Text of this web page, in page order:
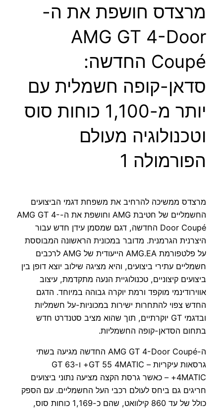
מרצדס חושפת את ה-
AMG GT 4-Door
Coupé החדשה:
סדאן-קופה חשמלית עם
יותר מ-1,100 כוחות סוס
וטכנולוגיה מעולם
הפורמולה 1
מרצדס ממשיכה להרחיב את משפחת דגמי הביצועים
החשמליים של חטיבת AMG וחושפת את ה-AMG GT 4-
Door Coupé החדשה, דגם שמסמן עידן חדש עבור
היצרנית הגרמנית. מדובר במכונית הראשונה המבוססת
על פלטפורמת AMG.EA הייעודית של AMG לרכבים
חשמליים עתירי ביצועים, והיא מציגה שילוב יוצא דופן בין
ביצועים קיצוניים, טכנולוגיית הנעה מתקדמת, עיצוב
אווירודינמי מוקפד ורמת יוקרה גבוהה במיוחד. הדגם
החדש צפוי להתחרות ישירות במכוניות-על חשמליות
ובדגמי GT יוקרתיים, תוך שהוא מציב סטנדרט חדש
בתחום הסדאן-קופה החשמליות.
ה-AMG GT 4-Door Coupé החדשה מגיעה בשתי
גרסאות עיקריות – GT 55 4MATIC+ ו-GT 63
4MATIC+ – כאשר גרסת הקצה מציעה נתוני ביצועים
חריגים גם ביחס לעולם רכבי העל החשמליים. עם הספק
כולל של עד 860 קילוואט, שהם כ-1,169 כוחות סוס,